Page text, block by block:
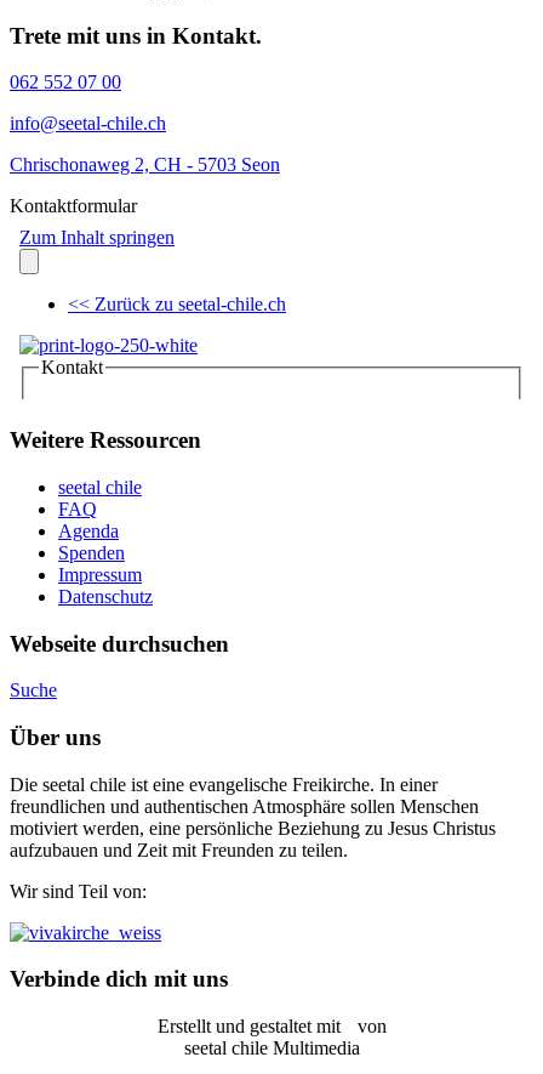
Trete mit uns in Kontakt.
062 552 07 00
info@seetal-chile.ch
Chrischonaweg 2, CH - 5703 Seon
Kontaktformular
Weitere Ressourcen
seetal chile
FAQ
Agenda
Spenden
Impressum
Datenschutz
Webseite durchsuchen
Suche
Über uns
Die seetal chile ist eine evangelische Freikirche. In einer
freundlichen und authentischen Atmosphäre sollen Menschen
motiviert werden, eine persönliche Beziehung zu Jesus Christus
aufzubauen und Zeit mit Freunden zu teilen.
Wir sind Teil von:
Verbinde dich mit uns
Erstellt und gestaltet mit
von
seetal chile Multimedia